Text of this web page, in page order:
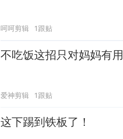
呵呵剪辑 1跟贴
不吃饭这招只对妈妈有用
爱神剪辑 1跟贴
这下踢到铁板了！